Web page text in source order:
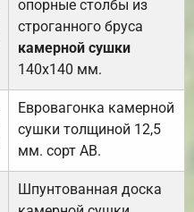
опорные столбы из
строганного бруса
камерной сушки
140х140 мм.
Евровагонка камерной
сушки толщиной 12,5
мм. сорт АВ.
Шпунтованная доска